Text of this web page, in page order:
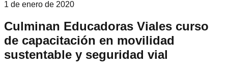
1 de enero de 2020
Culminan Educadoras Viales curso
de capacitación en movilidad
sustentable y seguridad vial